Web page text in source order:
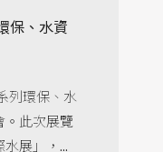
保、水資
列環保、水
。此次展覽
展」，...